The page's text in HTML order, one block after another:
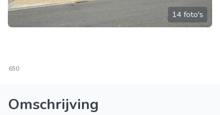
14 foto's
650
Omschrijving